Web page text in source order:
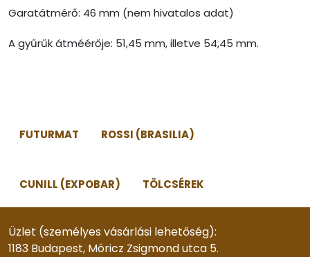
Garatátmérő: 46 mm (nem hivatalos adat)
A gyűrűk átméérője: 51,45 mm, illetve 54,45 mm.
FUTURMAT ROSSI (BRASILIA)
CUNILL (EXPOBAR) TÖLCSÉREK
Üzlet (személyes vásárlási lehetőség):
1183 Budapest, Móricz Zsigmond utca 5.